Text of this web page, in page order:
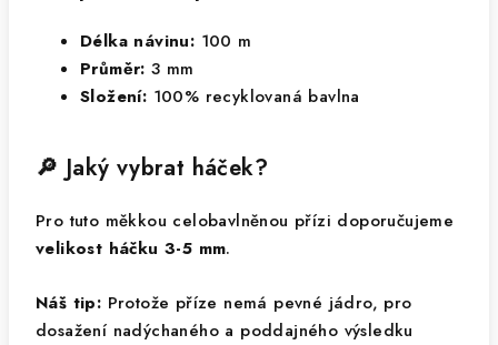
Délka návinu: 100 m
Průměr: 3 mm
Složení: 100% recyklovaná bavlna
🔎 Jaký vybrat háček?
Pro tuto měkkou celobavlněnou přízi doporučujeme
velikost háčku 3-5 mm.
Náš tip: Protože příze nemá pevné jádro, pro
dosažení nadýchaného a poddajného výsledku